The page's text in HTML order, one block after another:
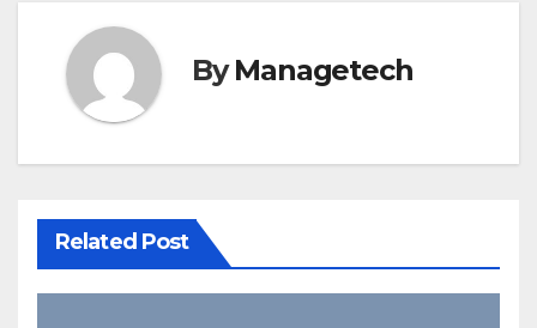
ー
シ
ByManagetech
Related Post